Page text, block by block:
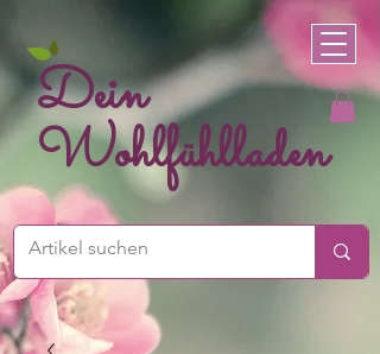
Dein
Wohlfühlladen